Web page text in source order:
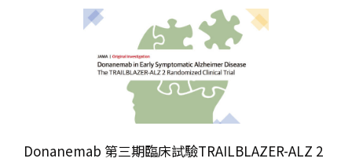
Donanemab 第三期臨床試驗TRAILBLAZER-ALZ 2